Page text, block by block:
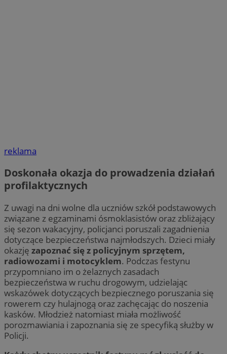
reklama
Doskonała okazja do prowadzenia działań
profilaktycznych
Z uwagi na dni wolne dla uczniów szkół podstawowych
związane z egzaminami ósmoklasistów oraz zbliżający
się sezon wakacyjny, policjanci poruszali zagadnienia
dotyczące bezpieczeństwa najmłodszych. Dzieci miały
okazję zapoznać się z policyjnym sprzętem,
radiowozami i motocyklem. Podczas festynu
przypomniano im o żelaznych zasadach
bezpieczeństwa w ruchu drogowym, udzielając
wskazówek dotyczących bezpiecznego poruszania się
rowerem czy hulajnogą oraz zachęcając do noszenia
kasków. Młodzież natomiast miała możliwość
porozmawiania i zapoznania się ze specyfiką służby w
Policji.